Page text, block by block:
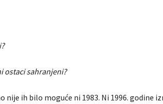
ostaci sahranjeni?
nije ih bilo moguće ni 1983. Ni 1996. godine